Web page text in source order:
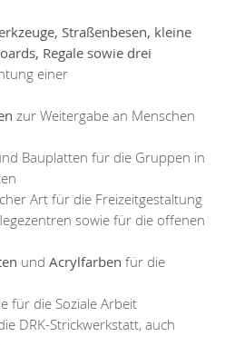
Straßenbesen, kleine
Regale sowie drei
einer
zur Weitergabe an Menschen
Bauplatten für die Gruppen in
Art für die Freizeitgestaltung
sowie für die offenen
und Acrylfarben für die
für die Soziale Arbeit
DRK-Strickwerkstatt, auch